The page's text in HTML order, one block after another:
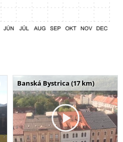
Banská Bystrica (17 km)